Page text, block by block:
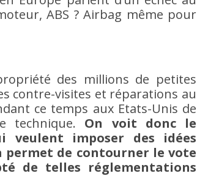
ABS ? Airbag même pour
des millions de petites
contre-visites et réparations au
ce temps aux Etats-Unis de
technique. On voit donc le
veulent imposer des idées
permet de contourner le vote
de telles réglementations